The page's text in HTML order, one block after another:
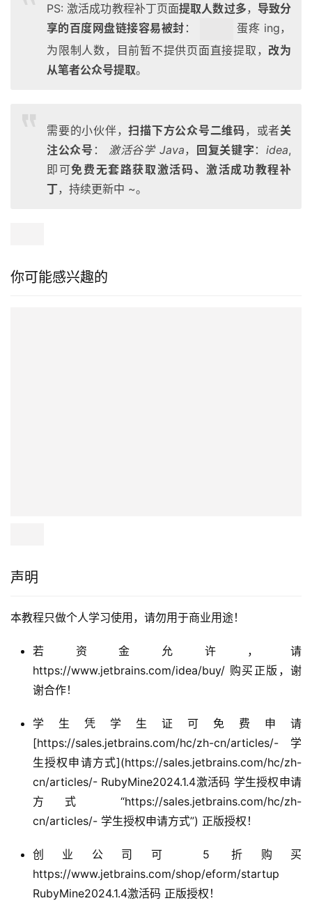
PS: 激活成功教程补丁页面提取人数过多， 导致分
享的百度网盘链接容易被封 ：
蛋疼 ing，
为限制人数，目前暂不提供页面直接提取，改为
从笔者公众号提取。
需要的小伙伴，扫描下方公众号二维码 ，或者关
注公众号 ： 激活谷学 Java， 回复关键字 ：idea,
即可免费无套路获取激活码、激活成功教程补
丁，持续更新中 ~。
你可能感兴趣的
声明
本教程只做个人学习使用，请勿用于商业用途！
若资金允许，请
https://www.jetbrains.com/idea/buy/ 购买正版，谢
谢合作！
学生凭学生证可免费申请
[https://sales.jetbrains.com/hc/zh-cn/articles/- 学
生授权申请方式](https://sales.jetbrains.com/hc/zh-
cn/articles/- RubyMine2024.1.4激活码 学生授权申请
方式 “https://sales.jetbrains.com/hc/zh-
cn/articles/- 学生授权申请方式”) 正版授权！
创业公司可 5 折购买
https://www.jetbrains.com/shop/eform/startup
RubyMine2024.1.4激活码 正版授权！